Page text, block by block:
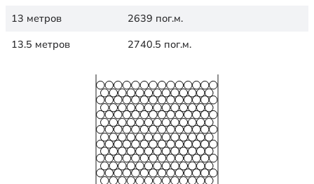
13 метров 2639 пог.м.
13.5 метров 2740.5 пог.м.